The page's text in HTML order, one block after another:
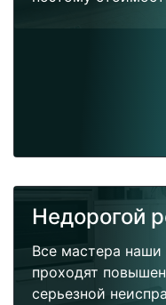
Недорогой
Все мастера
проходят
серьезной